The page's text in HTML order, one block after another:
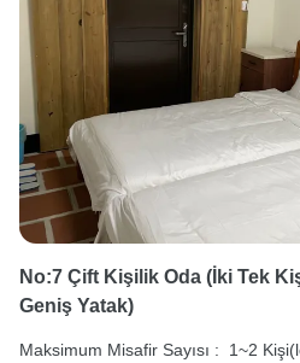
No:7 Çift Kişilik Oda (İki Tek
Geniş Yatak)
Maksimum Misafir Sayısı : 1~2